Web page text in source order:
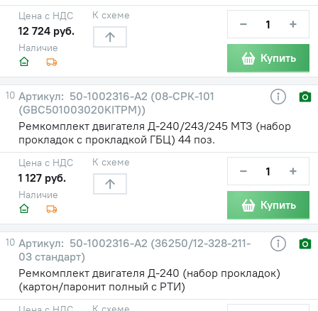
Наличие
Цена с НДС
12 724 руб.
К схеме − +
Купить
10
50-1002316-А2 (08-СРК-101
(GBC501003020KITPM))
Ремкомплект двигателя Д-240/243/245 МТЗ (набор
прокладок с прокладкой ГБЦ) 44 поз.
Наличие
Цена с НДС
1 127 руб.
К схеме − +
Купить
10
50-1002316-А2 (36250/12-328-211-
03 стандарт)
Ремкомплект двигателя Д-240 (набор прокладок)
(картон/паронит полный с РТИ)